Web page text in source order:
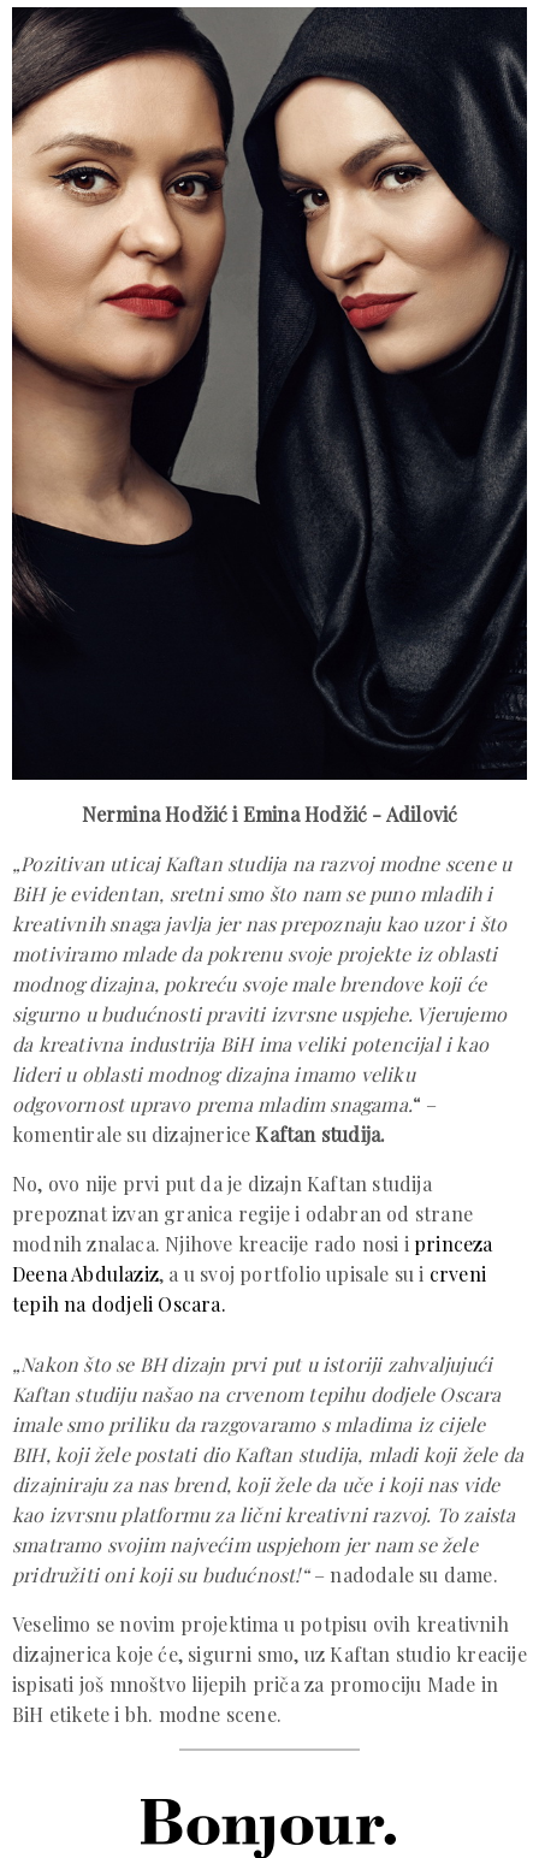
Nermina Hodžić i Emina Hodžić - Adilović
„Pozitivan uticaj Kaftan studija na razvoj modne scene u
BiH je evidentan, sretni smo što nam se puno mladih i
kreativnih snaga javlja jer nas prepoznaju kao uzor i što
motiviramo mlade da pokrenu svoje projekte iz oblasti
modnog dizajna, pokreću svoje male brendove koji će
sigurno u budućnosti praviti izvrsne uspjehe. Vjerujemo
da kreativna industrija BiH ima veliki potencijal i kao
lideri u oblasti modnog dizajna imamo veliku
odgovornost upravo prema mladim snagama.“ –
komentirale su dizajnericeKaftan studija.
No, ovo nije prvi put da je dizajn Kaftan studija
prepoznat izvan granica regije i odabran od strane
modnih znalaca. Njihove kreacije rado nosi i princeza
Deena Abdulaziz, a u svoj portfolio upisale su i crveni
tepih na dodjeli Oscara.
„Nakon što se BH dizajn prvi put u istoriji zahvaljujući
Kaftan studiju našao na crvenom tepihu dodjele Oscara
imale smo priliku da razgovaramo s mladima iz cijele
BIH, koji žele postati dio Kaftan studija, mladi koji žele da
dizajniraju za nas brend, koji žele da uče i koji nas vide
kao izvrsnu platformu za lični kreativni razvoj. To zaista
smatramo svojim najvećim uspjehom jer nam se žele
pridružiti oni koji su budućnost!“– nadodale su dame.
Veselimo se novim projektima u potpisu ovih kreativnih
dizajnerica koje će, sigurni smo, uz Kaftan studio kreacije
ispisati još mnoštvo lijepih priča za promociju Made in
BiH etikete i bh. modne scene.